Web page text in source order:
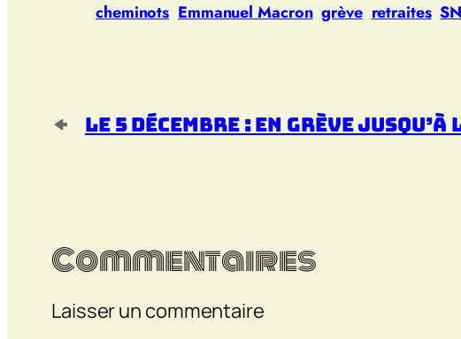
cheminots Emmanuel Macron grève retraites
← Le 5 décembre : en grève
Commentaires
Laisser un commentaire